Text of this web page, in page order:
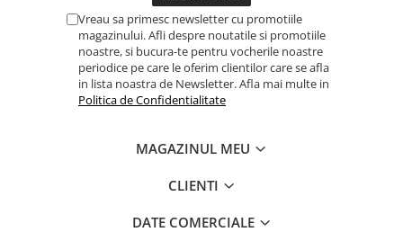
Accesorii pentru tubulare
Scule de mana
Burghie/accesorii
Perii/Perii de Sarma
Instrumente de Taiat, Lipit
Instrumente de Masurat
Vreau sa primesc newsletter cu promotiile
magazinului. Afli despre noutatile si promotiile
noastre, si bucura-te pentru vocherile noastre
periodice pe care le oferim clientilor care se afla
in lista noastra de Newsletter. Afla mai multe in
Politica de Confidentialitate
MAGAZINUL MEU
CLIENTI
DATE COMERCIALE